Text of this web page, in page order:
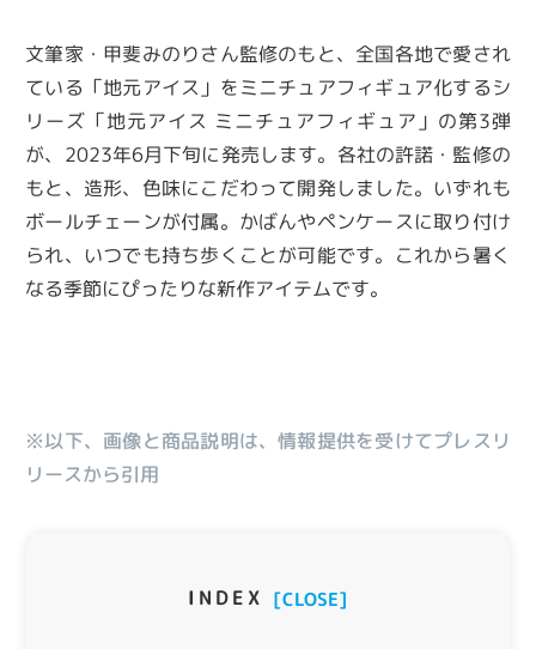
文筆家・甲斐みのりさん監修のもと、全国各地で愛され
ている「地元アイス」をミニチュアフィギュア化するシ
リーズ「地元アイス ミニチュアフィギュア」の第3弾
が、2023年6月下旬に発売します。各社の許諾・監修の
もと、造形、色味にこだわって開発しました。いずれも
ボールチェーンが付属。かばんやペンケースに取り付け
られ、いつでも持ち歩くことが可能です。これから暑く
なる季節にぴったりな新作アイテムです。
※以下、画像と商品説明は、情報提供を受けてプレスリ
リースから引用
INDEX [CLOSE]